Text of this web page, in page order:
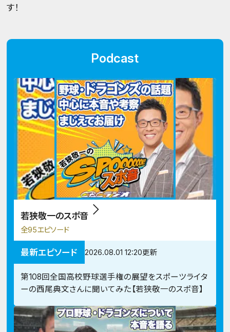
す！
Podcast
若狭敬一のスポ音
全95エピソード
最新エピソード 2026.08.01 12:20更新
第108回全国高校野球選手権の展望をスポーツライタ
ーの西尾典文さんに聞いてみた【若狭敬一のスポ音】